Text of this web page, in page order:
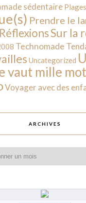
sédentaire Plages
Prendre le
RéflexionsSur la
Technomade
Uncategorized
vaut mille
Voyager avec des
ARCHIVES